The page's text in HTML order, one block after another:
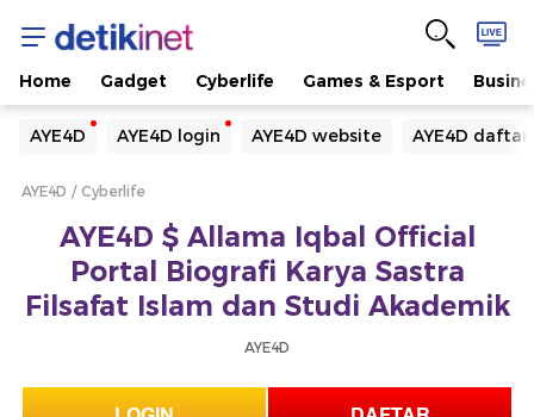
Home Gadget Cyberlife Games & Esport
AYE4D AYE4D login AYE4D website AYE4D daftar
Yang sedang ramai dicari
Loading...
Loading...
AYE4D Cyberlife
AYE4D $ Allama Iqbal Official
Portal Biografi Karya Sastra
Filsafat Islam dan Studi Akademik
AYE4D